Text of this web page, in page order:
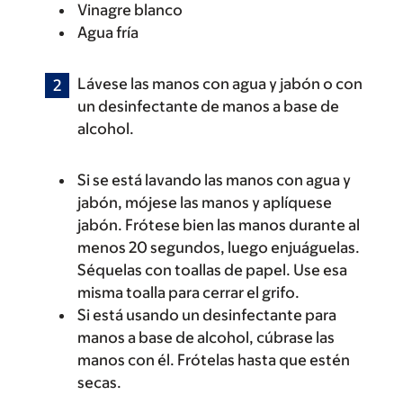
Vinagre blanco
Agua fría
Lávese las manos con agua y jabón o con
un desinfectante de manos a base de
alcohol.
Si se está lavando las manos con agua y
jabón, mójese las manos y aplíquese
jabón. Frótese bien las manos durante al
menos 20 segundos, luego enjuáguelas.
Séquelas con toallas de papel. Use esa
misma toalla para cerrar el grifo.
Si está usando un desinfectante para
manos a base de alcohol, cúbrase las
manos con él. Frótelas hasta que estén
secas.